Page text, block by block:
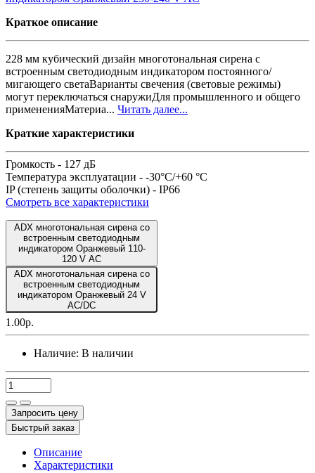
Краткое описание
228 мм кубический дизайн многотональная сирена с
встроенным светодиодным индикатором постоянного/
мигающего светаВарианты свечения (световые режимы)
могут переключаться снаружиДля промышленного и общего
примененияМатериа... Читать далее...
Краткие характеристики
Громкость - 127 дБ
Температура эксплуатации - -30°C/+60 °C
IP (степень защиты оболочки) - IP66
Смотреть все характеристики
ADX многотональная сирена со
встроенным светодиодным
индикатором Оранжевый 110-
120 V AC
ADX многотональная сирена со
встроенным светодиодным
индикатором Оранжевый 24 V
AC/DC
1.00р.
Наличие: В наличии
Запросить цену
Быстрый заказ
Описание
Характеристики